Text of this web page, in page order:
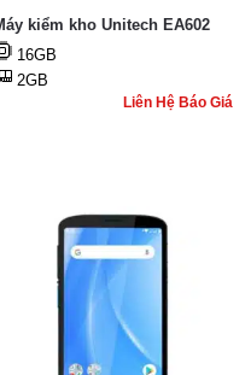
kiểm kho Unitech EA602
16GB
2GB
Liên Hệ Báo Giá